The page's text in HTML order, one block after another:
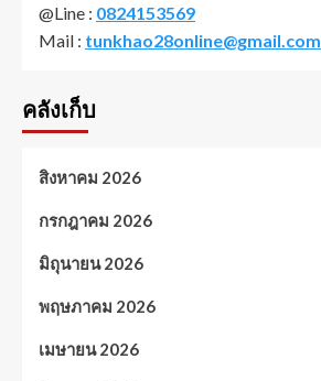
@Line : 0824153569
Mail : tunkhao28online@gmail.com
คลังเก็บ
สิงหาคม 2026
กรกฎาคม 2026
มิถุนายน 2026
พฤษภาคม 2026
เมษายน 2026